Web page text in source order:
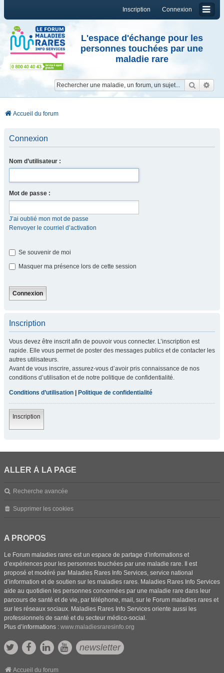
Connexion
Inscription
L'espace d'échange pour les
personnes touchées par une
maladie rare
Accueil du forum
Connexion
Nom d’utilisateur :
Mot de passe :
J’ai oublié mon mot de passe
Renvoyer le courriel d’activation
Se souvenir de moi
Masquer ma présence lors de cette session
Inscription
Vous devez être inscrit afin de pouvoir vous connecter. L’inscription est
rapide. Elle vous permet de poster des messages publics et de contacter les
autres utilisateurs.
Avant de vous inscrire, assurez-vous d’avoir pris connaissance de nos
conditions d’utilisation et de notre politique de confidentialité.
Conditions d’utilisation Politique de confidentialité
Inscription
ALLER À LA PAGE
Recherche avancée
Supprimer les cookies
A PROPOS
Le Forum maladies rares est un espace de partage d’informations et
d’expériences pour les personnes touchées par une maladie rare. Il est
proposé et modéré par Maladies Rares Info Services, service national
d’information et de soutien sur les maladies rares. Maladies Rares Info Services
aide au quotidien les personnes concernées par une maladie rare dans leur
parcours de santé et de vie, par téléphone, mail, sur le Forum maladies rares et
sur les réseaux sociaux. Maladies Rares Info Services oriente aussi les
professionnels de santé et du secteur médico-social.
Plus d’informations : www.maladiesraresinfo.org
newsletter
Accueil du forum